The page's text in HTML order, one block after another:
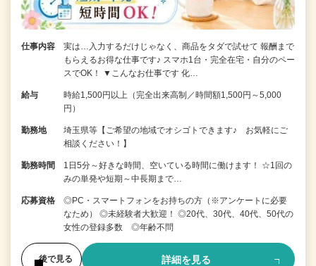
仕事内容
実は…入力するだけじゃなく、商品をタダで試せて 報酬まで
もらえるお得な仕事です♪ スマホ1台・完全在宅・自分のペー
スでOK！ ▼こんなお仕事です 化…
給与
時給1,500円以上（完全出来高制／時間額1,500円～5,000
円）
勤務地
埼玉県等【ご希望の地域でオシゴトできます♪ お気軽にご
相談ください！】
勤務時間
1日5分～好きな時間、空いている時間に働けます！ ☆1回の
みの単発や短期～中長期まで…
応募資格
◎PC・スマートフォンをお持ちの方（※アンケートに必要
なため） ◎未経験者大歓迎！ ◎20代、30代、40代、50代の
女性の登録多数 ◎年齢不問
後で見る 詳細を見る